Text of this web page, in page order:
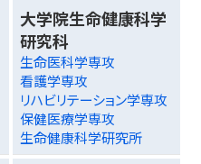
大学院生命健康科学
研究科
生命医科学専攻
看護学専攻
リハビリテーション学専攻
保健医療学専攻
生命健康科学研究所